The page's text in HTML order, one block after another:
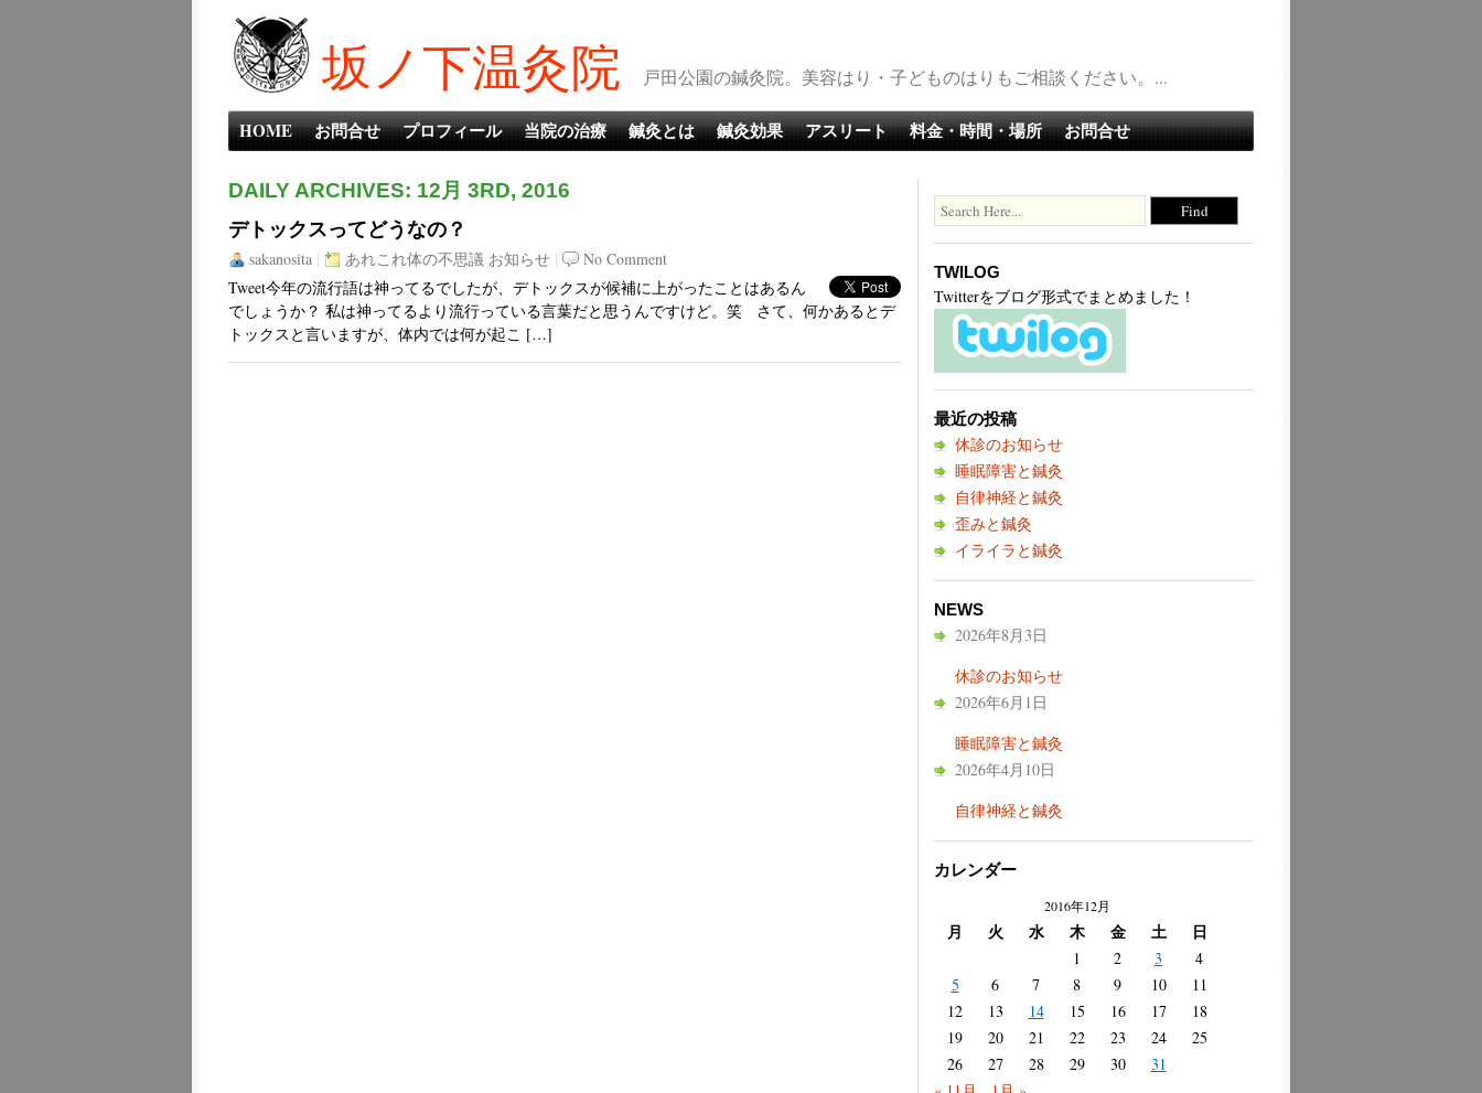
坂ノ下温灸院 戸田公園の鍼灸院。美容はり・子どものはりもご相談ください。...
HOME お問合せ プロフィール 当院の治療 鍼灸とは 鍼灸効果 アスリート 料金・時間・場所 お問合せ
DAILY ARCHIVES: 12月 3RD, 2016
デトックスってどうなの？
sakanosita | あれこれ体の不思議 お知らせ |
No Comment
Tweet今年の流行語は神ってるでしたが、デトックスが候補に上がったことはあるん
でしょうか？ 私は神ってるより流行っている言葉だと思うんですけど。笑 さて、何かあるとデ
トックスと言いますが、体内では何が起こ […]
TWILOG
Twitterをブログ形式でまとめました！
最近の投稿
休診のお知らせ
睡眠障害と鍼灸
自律神経と鍼灸
歪みと鍼灸
イライラと鍼灸
NEWS
2026年8月3日
休診のお知らせ
2026年6月1日
睡眠障害と鍼灸
2026年4月10日
自律神経と鍼灸
カレンダー
2016年12月
月 火 水 木 金 土 日
1 2 3
4
5
6 7 8 9 10
11
12
13 14 15 16 17
18
19
20 21 22 23 24
25
26
27 28 29 30
31